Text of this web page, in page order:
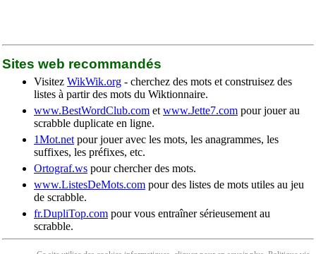
Sites web recommandés
Visitez WikWik.org - cherchez des mots et construisez des
listes à partir des mots du Wiktionnaire.
www.BestWordClub.com et www.Jette7.com pour jouer au
scrabble duplicate en ligne.
1Mot.net pour jouer avec les mots, les anagrammes, les
suffixes, les préfixes, etc.
Ortograf.ws pour chercher des mots.
www.ListesDeMots.com pour des listes de mots utiles au jeu
de scrabble.
fr.DupliTop.com pour vous entraîner sérieusement au
scrabble.